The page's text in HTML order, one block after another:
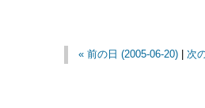
« 前の日 (2005-06-20) |次